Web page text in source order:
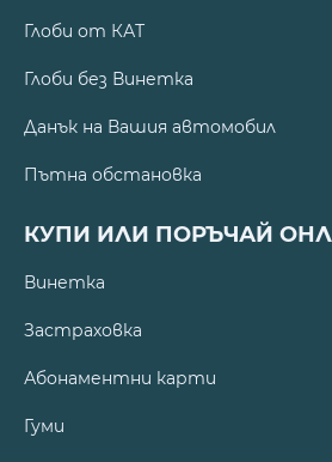
Глоби от КАТ
Глоби без Винетка
Данък на Вашия автомобил
Пътна обстановка
КУПИ ИЛИ ПОРЪЧАЙ
Винетка
Застраховка
Абонаментни карти
Гуми